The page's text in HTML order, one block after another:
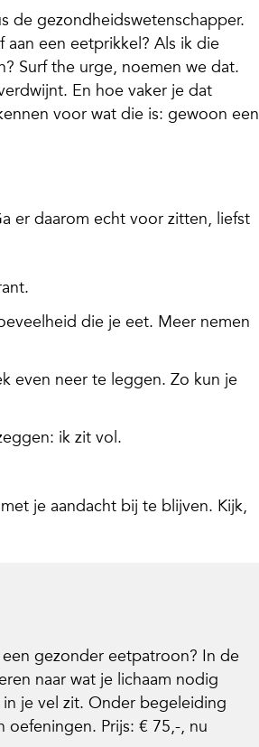
de gezondheidswetenschapper.
aan een eetprikkel? Als ik die
Surf the urge, noemen we dat.
En hoe vaker je dat
voor wat die is: gewoon een
er daarom echt voor zitten, liefst
die je eet. Meer nemen
even neer te leggen. Zo kun je
ik zit vol.
je aandacht bij te blijven. Kijk,
gezonder eetpatroon? In de
naar wat je lichaam nodig
je vel zit. Onder begeleiding
oefeningen. Prijs: € 75,-, nu